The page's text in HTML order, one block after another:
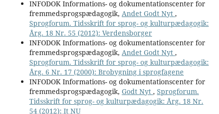
INFODOK Informations- og dokumentationscenter for
fremmedsprogspædagogik, Andet Godt Nyt ,
Sprogforum. Tidsskrift for sprog- og kulturpædagogik:
Årg. 18 Nr. 55 (2012): Verdensborger
INFODOK Informations- og dokumentationscenter for
fremmedsprogspædagogik, Andet Godt Nyt ,
Sprogforum. Tidsskrift for sprog- og kulturpædagogik:
Årg. 6 Nr. 17 (2000): Brobygning i sprogfagene
INFODOK Informations- og dokumentationscenter for
fremmedsprogspædagogik, Godt Nyt , Sprogforum.
Tidsskrift for sprog- og kulturpædagogik: Årg. 18 Nr.
54 (2012): It NU